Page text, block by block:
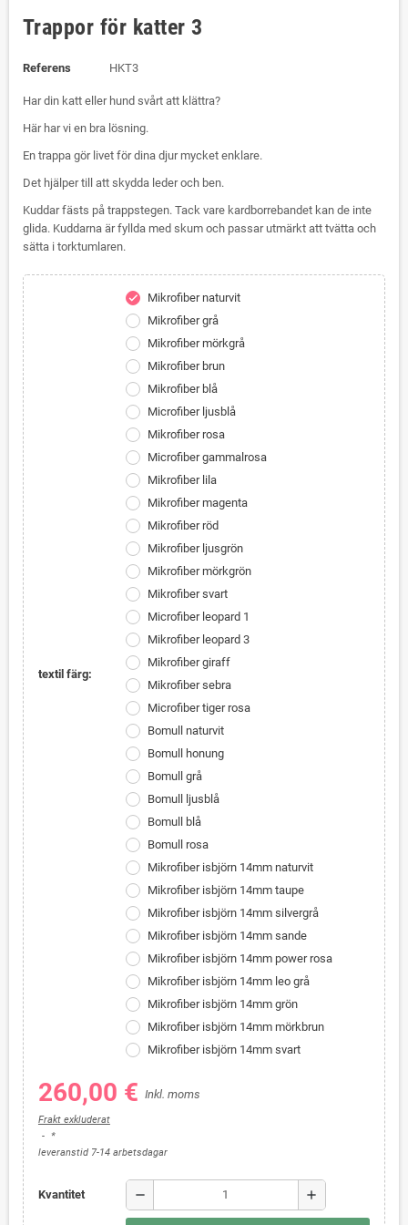
Trappor för katter 3
Referens HKT3
Har din katt eller hund svårt att klättra?
Här har vi en bra lösning.
En trappa gör livet för dina djur mycket enklare.
Det hjälper till att skydda leder och ben.
Kuddar fästs på trappstegen. Tack vare kardborrebandet kan de inte
glida. Kuddarna är fyllda med skum och passar utmärkt att tvätta och
sätta i torktumlaren.
textil färg:
check
Mikrofiber naturvit
Mikrofiber grå
Mikrofiber mörkgrå
Mikrofiber brun
Mikrofiber blå
Microfiber ljusblå
Mikrofiber rosa
Microfiber gammalrosa
Mikrofiber lila
Mikrofiber magenta
Mikrofiber röd
Mikrofiber ljusgrön
Mikrofiber mörkgrön
Mikrofiber svart
Microfiber leopard 1
Mikrofiber leopard 3
Mikrofiber giraff
Mikrofiber sebra
Microfiber tiger rosa
Bomull naturvit
Bomull honung
Bomull grå
Bomull ljusblå
Bomull blå
Bomull rosa
Mikrofiber isbjörn 14mm naturvit
Mikrofiber isbjörn 14mm taupe
Mikrofiber isbjörn 14mm silvergrå
Mikrofiber isbjörn 14mm sande
Mikrofiber isbjörn 14mm power rosa
Mikrofiber isbjörn 14mm leo grå
Mikrofiber isbjörn 14mm grön
Mikrofiber isbjörn 14mm mörkbrun
Mikrofiber isbjörn 14mm svart
260,00 € Inkl. moms
Frakt exkluderat
*
leveranstid 7-14 arbetsdagar
Kvantitet remove add